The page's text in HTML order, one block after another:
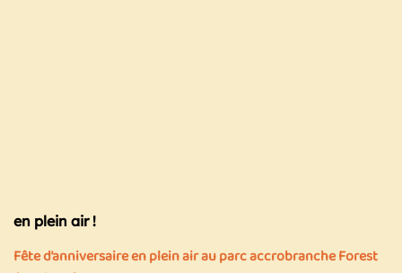
en plein air !
Fête d’anniversaire en plein air au parc accrobranche Forest